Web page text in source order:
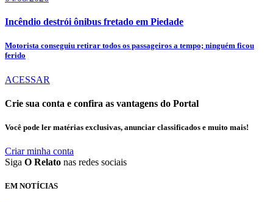
Incêndio destrói ônibus fretado em Piedade
Motorista conseguiu retirar todos os passageiros a tempo; ninguém ficou
ferido
ACESSAR
Crie sua conta e confira as vantagens do Portal
Você pode ler matérias exclusivas, anunciar classificados e muito mais!
Criar minha conta
Siga O Relato nas redes sociais
EM NOTÍCIAS